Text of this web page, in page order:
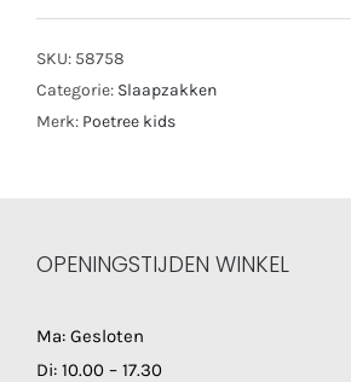
SKU: 58758
Categorie: Slaapzakken
Merk: Poetree kids
OPENINGSTIJDEN WINKEL
Ma: Gesloten
Di: 10.00 – 17.30